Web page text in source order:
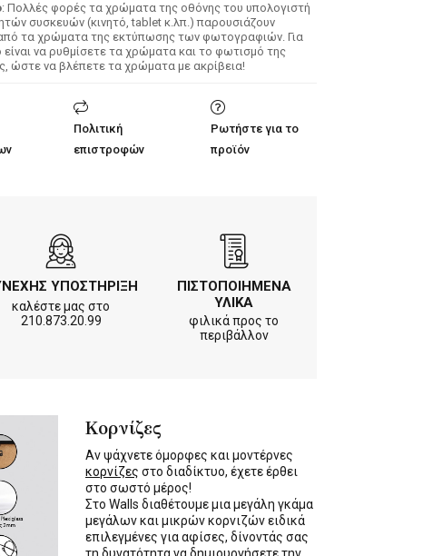
: Πολλές φορές τα χρώματα της οθόνης του υπολογιστή
συσκευών (κινητό, tablet κ.λπ.) παρουσιάζουν
τα χρώματα της εκτύπωσης των φωτογραφιών. Για
είναι να ρυθμίσετε τα χρώματα και το φωτισμό της
ώστε να βλέπετε τα χρώματα με ακρίβεια!
Πολιτική
επιστροφών
Ρωτήστε για το
προϊόν
ΥΠΟΣΤΗΡΙΞΗ
καλέστε μας στο
210.873.20.99
ΠΙΣΤΟΠΟΙΗΜΕΝΑ
ΥΛΙΚΑ
φιλικά προς το
περιβάλλον
Κορνίζες
Αν ψάχνετε όμορφες και μοντέρνες
κορνίζες στο διαδίκτυο, έχετε έρθει
στο σωστό μέρος!
Στο Walls διαθέτουμε μια μεγάλη γκάμα
μεγάλων και μικρών κορνιζών ειδικά
επιλεγμένες για αφίσες, δίνοντάς σας